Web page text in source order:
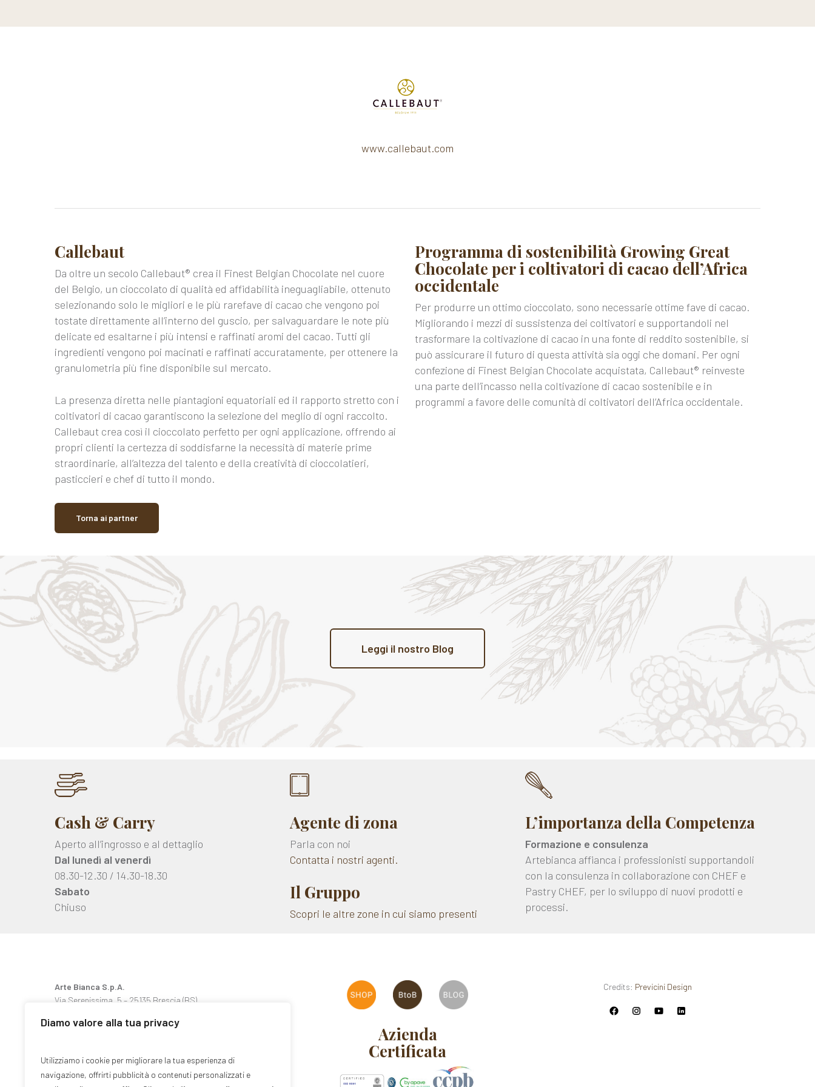
Diamo valore alla tua privacy
Utilizziamo i cookie per migliorare la tua esperienza di
navigazione, offrirti pubblicità o contenuti personalizzati e
www.callebaut.com
Callebaut
Da oltre un secolo Callebaut® crea il Finest Belgian Chocolate nel cuore
del Belgio, un cioccolato di qualità ed affidabilità ineguagliabile, ottenuto
selezionando solo le migliori e le più rarefave di cacao che vengono poi
tostate direttamente all’interno del guscio, per salvaguardare le note più
delicate ed esaltarne i più intensi e raffinati aromi del cacao. Tutti gli
ingredienti vengono poi macinati e raffinati accuratamente, per ottenere la
granulometria più fine disponibile sul mercato.
La presenza diretta nelle piantagioni equatoriali ed il rapporto stretto con i
coltivatori di cacao garantiscono la selezione del meglio di ogni raccolto.
Callebaut crea così il cioccolato perfetto per ogni applicazione, offrendo ai
propri clienti la certezza di soddisfarne la necessità di materie prime
straordinarie, all’altezza del talento e della creatività di cioccolatieri,
pasticcieri e chef di tutto il mondo.
Programma di sostenibilità Growing Great
Chocolate per i coltivatori di cacao dell’Africa
occidentale
Per produrre un ottimo cioccolato, sono necessarie ottime fave di cacao.
Migliorando i mezzi di sussistenza dei coltivatori e supportandoli nel
trasformare la coltivazione di cacao in una fonte di reddito sostenibile, si
può assicurare il futuro di questa attività sia oggi che domani. Per ogni
confezione di Finest Belgian Chocolate acquistata, Callebaut® reinveste
una parte dell’incasso nella coltivazione di cacao sostenibile e in
programmi a favore delle comunità di coltivatori dell’Africa occidentale.
Torna ai partner
Leggi il nostro Blog
Cash & Carry
Aperto all’ingrosso e al dettaglio
Dal lunedì al venerdì
08.30-12.30 / 14.30-18.30
Sabato
Chiuso
Agente di zona
Parla con noi
Contatta i nostri agenti.
Il Gruppo
Scopri le altre zone in cui siamo presenti
L’importanza della Competenza
Formazione e consulenza
Artebianca affianca i professionisti supportandoli
con la consulenza in collaborazione con CHEF e
Pastry CHEF, per lo sviluppo di nuovi prodotti e
processi.
Arte Bianca S.p.A.
Via Serenissima, 5 – 25135 Brescia (BS)
Tel. +39 030 3366321 – 030 3366401
Privacy Policy
Azienda
Certificata
Credits: Previcini Design